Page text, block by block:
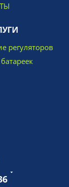
регуляторов